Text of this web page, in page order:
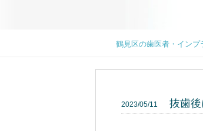
鶴見区の歯医者・イン
2023/05/11 抜歯